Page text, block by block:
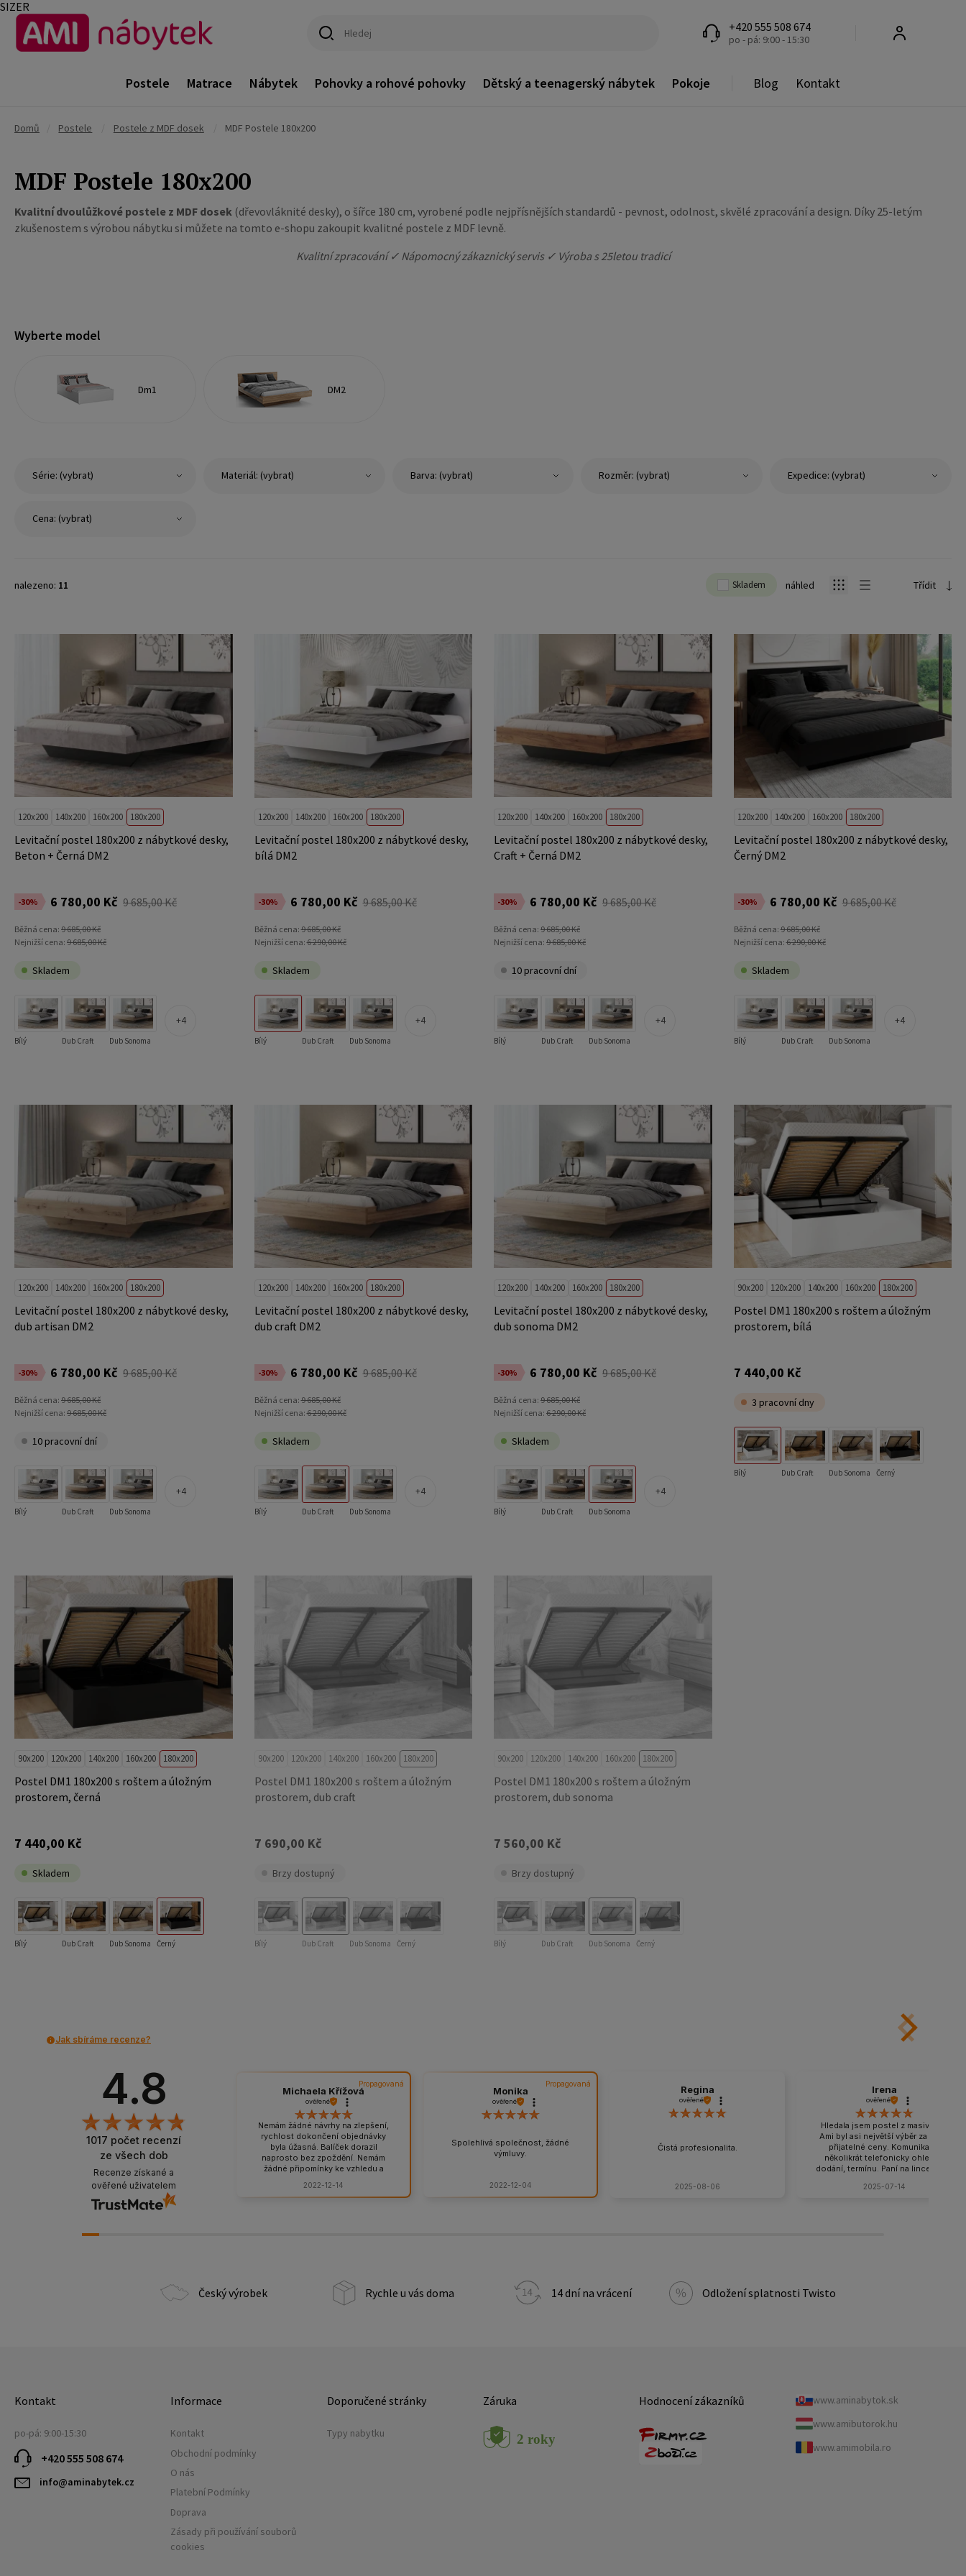
+420 555 508 674
po - pá: 9:00 - 15:30
Postele Matrace Nábytek Pohovky a rohové pohovky Dětský a teenagerský nábytek Pokoje Blog Kontakt
Domů Postele Postele z MDF dosek MDF Postele 180x200
MDF Postele 180x200
Kvalitní dvoulůžkové postele z MDF dosek (dřevovláknité desky), o šířce 180 cm, vyrobené podle nejpřísnějších standardů - pevnost, odolnost, skvělé zpracování a design. Díky 25-letým
zkušenostem s výrobou nábytku si můžete na tomto e-shopu zakoupit kvalitné postele z MDF levně.
Kvalitní zpracování ✓ Nápomocný zákaznický servis ✓ Výroba s 25letou tradicí
Wyberte model
Dm1 DM2
Série: (vybrat) Materiál: (vybrat) Barva: (vybrat) Rozměr: (vybrat) Expedice: (vybrat)
Cena: (vybrat)
nalezeno: 11 Skladem náhled Třídit
120x200 140x200 160x200 180x200
Levitační postel 180x200 z nábytkové desky,
Beton + Černá DM2
-30% 6 780,00 Kč 9 685,00 Kč
Běžná cena: 9 685,00 Kč
Nejnižší cena: 9 685,00 Kč
Skladem
Bílý Dub Craft Dub Sonoma
4
120x200 140x200 160x200 180x200
Levitační postel 180x200 z nábytkové desky,
bílá DM2
-30% 6 780,00 Kč 9 685,00 Kč
Běžná cena:9 685,00 Kč
Nejnižší cena:6 290,00 Kč
Skladem
Bílý Dub Craft Dub Sonoma
4
120x200 140x200 160x200 180x200
Levitační postel 180x200 z nábytkové desky,
Craft + Černá DM2
-30% 6 780,00 Kč 9 685,00 Kč
Běžná cena: 9 685,00 Kč
Nejnižší cena: 9 685,00 Kč
10 pracovní dní
Bílý Dub Craft Dub Sonoma
4
120x200 140x200 160x200 180x200
Levitační postel 180x200 z nábytkové desky,
Černý DM2
-30% 6 780,00 Kč 9 685,00 Kč
Běžná cena:9 685,00 Kč
Nejnižší cena:6 290,00 Kč
Skladem
Bílý Dub Craft Dub Sonoma
4
120x200 140x200 160x200 180x200
Levitační postel 180x200 z nábytkové desky,
dub artisan DM2
-30% 6 780,00 Kč 9 685,00 Kč
Běžná cena: 9 685,00 Kč
Nejnižší cena: 9 685,00 Kč
10 pracovní dní
Bílý Dub Craft Dub Sonoma
4
120x200 140x200 160x200 180x200
Levitační postel 180x200 z nábytkové desky,
dub craft DM2
-30% 6 780,00 Kč 9 685,00 Kč
Běžná cena:9 685,00 Kč
Nejnižší cena:6 290,00 Kč
Skladem
Bílý Dub Craft Dub Sonoma
4
120x200 140x200 160x200 180x200
Levitační postel 180x200 z nábytkové desky,
dub sonoma DM2
-30% 6 780,00 Kč 9 685,00 Kč
Běžná cena: 9 685,00 Kč
Nejnižší cena: 6 290,00 Kč
Skladem
Bílý Dub Craft Dub Sonoma
4
90x200 120x200 140x200 160x200 180x200
Postel DM1 180x200 s roštem a úložným
prostorem, bílá
7 440,00 Kč
3 pracovní dny
Bílý Dub Craft Dub Sonoma Černý
90x200 120x200 140x200 160x200 180x200
Postel DM1 180x200 s roštem a úložným
prostorem, černá
7 440,00 Kč
Skladem
Bílý Dub Craft Dub Sonoma Černý
90x200 120x200 140x200 160x200 180x200
Postel DM1 180x200 s roštem a úložným
prostorem, dub craft
7 690,00 Kč
Brzy dostupný
Bílý Dub Craft Dub Sonoma Černý
90x200 120x200 140x200 160x200 180x200
Postel DM1 180x200 s roštem a úložným
prostorem, dub sonoma
7 560,00 Kč
Brzy dostupný
Bílý Dub Craft Dub Sonoma Černý
Jak sbíráme recenze?
4.8
1017 počet recenzí
ze všech dob
Recenze získané a
ověřené uživatelem
Propagovaná
Michaela Křížová
ověřené
Nemám žádné návrhy na zlepšení,
rychlost dokončení objednávky
byla úžasná. Balíček dorazil
naprosto bez zpoždění. Nemám
žádné připomínky ke vzhledu a
bezvadně zabalený, odpovídá to
jeho obsahu. Všem známým jen
2022-12-14
Propagovaná
Monika
ověřené
Spolehlivá společnost, žádné
výmluvy.
2022-12-04
Regina
ověřené
Čistá profesionalita.
2025-08-06
Irena
ověřené
Hledala jsem postel z masivu a v
Ami byl asi největší výběr za velmi
přijatelné ceny. Komunikace
několikrát telefonicky ohledně
dodání, termínu. Paní na lince velmi
vstříc. Po dohodě domluvený i
2025-07-14
Český výrobek Rychle u vás doma 14 dní na vrácení Odložení splatnosti Twisto
Kontakt
po-pá: 9:00-15:30
+420 555 508 674
info@aminabytek.cz
Informace
Kontakt
Obchodní podmínky
O nás
Platební Podmínky
Doprava
Zásady při používání souborů
cookies
Doporučené stránky
Typy nabytku
Záruka Hodnocení zákazníků
www.aminabytok.sk
www.amibutorok.hu
www.amimobila.ro
SIZER